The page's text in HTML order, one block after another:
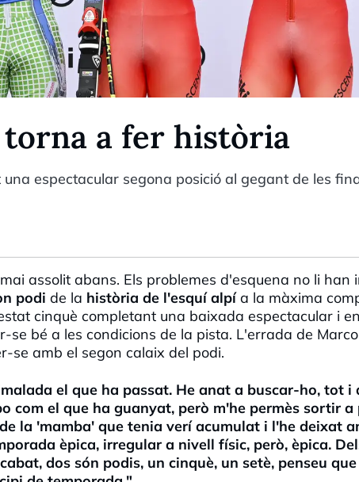
torna a fer història
espectacular segona posició al gegant de les
mai assolit abans. Els problemes d'esquena no li han
podi de la història de l'esquí alpía la màxima
cinquè completant una baixada espectacular i
bé a les condicions de la pista. L'errada de
se amb el segon calaix del podi.
el que ha passat. He anat a buscar-ho, tot i
com el que ha guanyat, però m'he permès sortir a
la 'mamba' que tenia verí acumulat i l'he deixat
èpica, irregular a nivell físic, però, èpica.
dos són podis, un cinquè, un setè, penseu